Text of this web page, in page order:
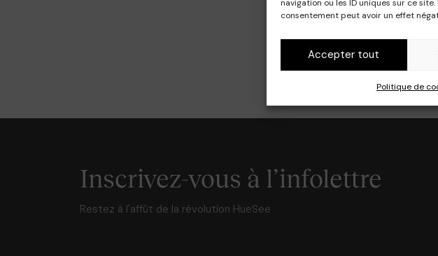
navigation ou les ID uniques sur ce
consentement peut avoir un effet
Accepter tout
Politique de
Inscrivez-vous à l’infolettre
Restez à l'affût de la révolution HueSee